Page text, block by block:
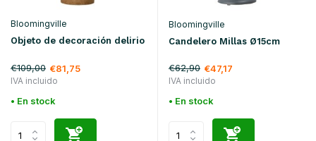
Bloomingville
Objeto de decoración delirio
€109,00 €81,75
IVA incluido
• En stock
Bloomingville
Candelero Millas Ø15cm
€62,90 €47,17
IVA incluido
• En stock